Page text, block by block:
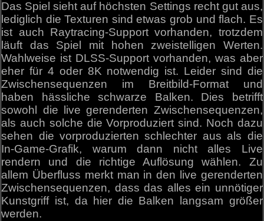
Das Spiel sieht auf höchsten Settings recht gut aus,
lediglich die Texturen sind etwas grob und flach. Es
ist auch Raytracing-Support vorhanden, trotzdem
läuft das Spiel mit hohen zweistelligen Werten.
Wahlweise ist DLSS-Support vorhanden, was aber
eher für 4 oder 8K notwendig ist. Leider sind die
Zwischensequenzen im Breitbild-Format und
haben hässliche schwarze Balken. Dies betrifft
sowohl die live gerenderten Zwischensequenzen,
als auch solche die Vorproduziert sind. Noch dazu
sehen die vorproduzierten schlechter aus als die
In-Game-Grafik, warum dann nicht alles Live
rendern und die richtige Auflösung wählen. Zu
allem Überfluss merkt man in den live gerenderten
Zwischensequenzen, dass das alles ein unnötiger
Kunstgriff ist, da hier die Balken langsam größer
werden.